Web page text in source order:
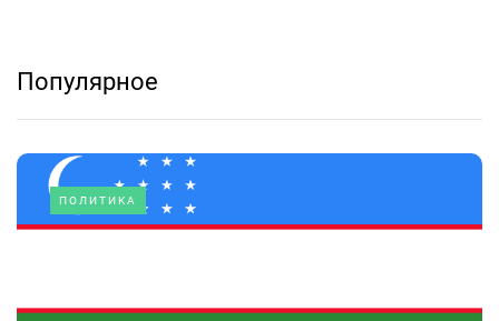
Популярное
ПОЛИТИКА